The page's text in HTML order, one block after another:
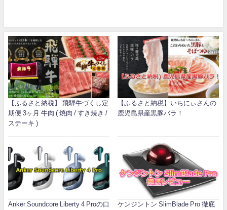
【ふるさと納税】 飛騨牛づくし定
期便 3ヶ月 牛肉 ( 焼肉 / すき焼き /
ステーキ )
【ふるさと納税】いちにぃさんの
鹿児島県産黒豚バラ！
Anker Soundcore Liberty 4 Proの口
ケンジントン SlimBlade Pro 徹底